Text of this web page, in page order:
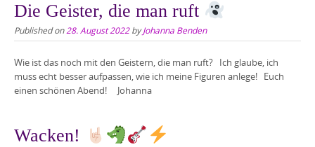
Die Geister, die man ruft
Published on28. August 2022byJohanna Benden
Wie ist das noch mit den Geistern, die man ruft? Ich glaube, ich
muss echt besser aufpassen, wie ich meine Figuren anlege! Euch
einen schönen Abend! Johanna
Wacken!